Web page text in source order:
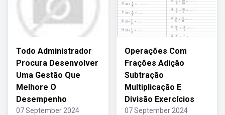
Todo Administrador
Procura Desenvolver
Uma Gestão Que
Melhore O
Desempenho
07 September 2024
Operações Com
Frações Adição
Subtração
Multiplicação E
Divisão Exercícios
07 September 2024